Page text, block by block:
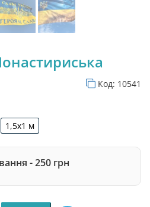
Код: 10541
м
1,5х1 м
1,5х1 м
- 250 грн